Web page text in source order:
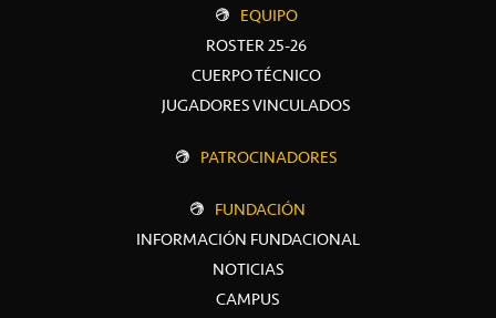
EQUIPO
ROSTER 25-26
CUERPO TÉCNICO
JUGADORES VINCULADOS
PATROCINADORES
FUNDACIÓN
INFORMACIÓN FUNDACIONAL
NOTICIAS
CAMPUS